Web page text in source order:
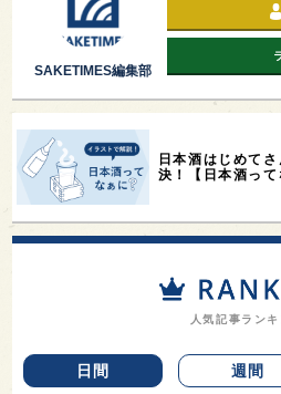
SAKETIMES編集部
日本酒はじめて
決！【日本酒って
人気記事ラン
日間 週間